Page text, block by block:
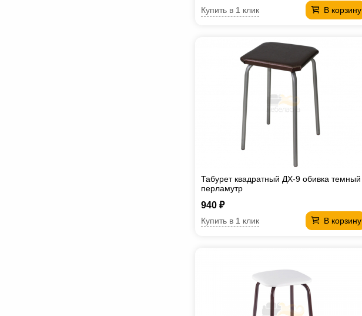
В корзину
Купить в 1 клик
Табурет квадратный ДХ-9 обивка темный
перламутр
940 ₽
В корзину
Купить в 1 клик